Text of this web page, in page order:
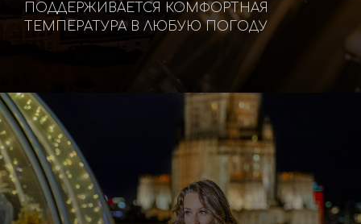
ПОДДЕРЖИВАЕТСЯ КОМФОРТНАЯ
ТЕМПЕРАТУРА В ЛЮБУЮ ПОГОДУ